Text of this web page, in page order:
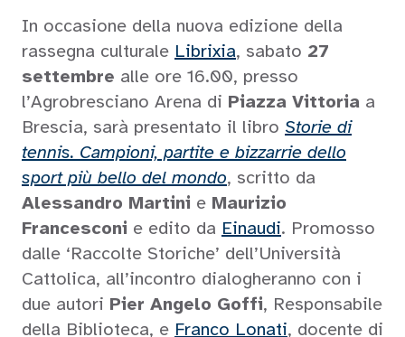
In occasione della nuova edizione della
rassegna culturale Librixia, sabato 27
settembre alle ore 16.00, presso
l’Agrobresciano Arena di Piazza Vittoria a
Brescia, sarà presentato il libro Storie di
tennis. Campioni, partite e bizzarrie dello
sport più bello del mondo, scritto da
Alessandro Martini e Maurizio
Francesconi e edito da Einaudi. Promosso
dalle ‘Raccolte Storiche’ dell’Università
Cattolica, all’incontro dialogheranno con i
due autori Pier Angelo Goffi, Responsabile
della Biblioteca, e Franco Lonati, docente di